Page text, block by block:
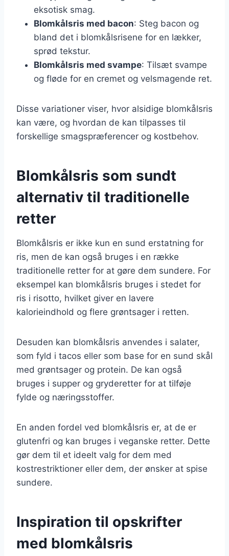
eksotisk smag.
Blomkålsris med bacon: Steg bacon og
bland det i blomkålsrisene for en lækker,
sprød tekstur.
Blomkålsris med svampe: Tilsæt svampe
og fløde for en cremet og velsmagende ret.
Disse variationer viser, hvor alsidige blomkålsris
kan være, og hvordan de kan tilpasses til
forskellige smagspræferencer og kostbehov.
Blomkålsris som sundt
alternativ til traditionelle
retter
Blomkålsris er ikke kun en sund erstatning for
ris, men de kan også bruges i en række
traditionelle retter for at gøre dem sundere. For
eksempel kan blomkålsris bruges i stedet for
ris i risotto, hvilket giver en lavere
kalorieindhold og flere grøntsager i retten.
Desuden kan blomkålsris anvendes i salater,
som fyld i tacos eller som base for en sund skål
med grøntsager og protein. De kan også
bruges i supper og gryderetter for at tilføje
fylde og næringsstoffer.
En anden fordel ved blomkålsris er, at de er
glutenfri og kan bruges i veganske retter. Dette
gør dem til et ideelt valg for dem med
kostrestriktioner eller dem, der ønsker at spise
sundere.
Inspiration til opskrifter
med blomkålsris